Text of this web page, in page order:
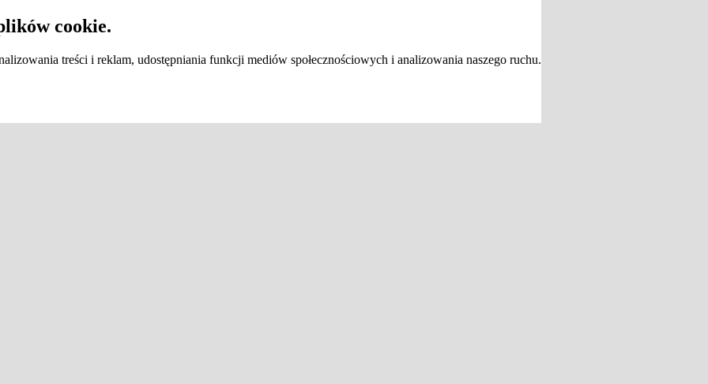
cookie.
treści i reklam, udostępniania funkcji mediów społecznościowych i analizowania naszego ruchu.